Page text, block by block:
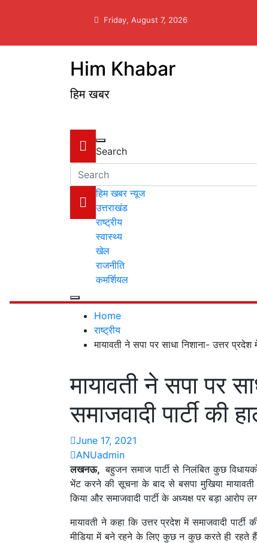
Friday, August 7, 2026
Him Khabar
हिम खबर
Search
हिम खबर न्यूज
उत्तराखंड
राष्ट्रीय
स्वास्थ्य
खेल
राजनीति
कमर्शियल
Home
राष्ट्रीय
मायावती ने सपा पर साधा निशाना- उत्तर प्रदेश
मायावती ने सपा पर
समाजवादी पार्टी की
June 17, 2021
ANUadmin
लखनऊ,बहुजन समाज पार्टी से निलंबित कुछ
भेंट करने की सूचना के बाद से बसपा मुखिया मायावती
किया और समाजवादी पार्टी के अध्यक्ष पर बड़ा आरोप
मायावती ने कहा कि उत्तर प्रदेश में समाजवादी
मीडिया में बने रहने के लिए कुछ न कुछ करते ही रहते